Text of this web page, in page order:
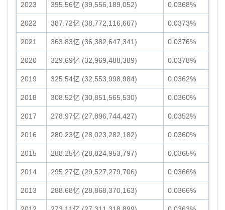
2023 395.56亿 (39,556,189,052) 0.0368%
2022 387.72亿 (38,772,116,667) 0.0373%
2021 363.83亿 (36,382,647,341) 0.0376%
2020 329.69亿 (32,969,488,389) 0.0378%
2019 325.54亿 (32,553,998,984) 0.0362%
2018 308.52亿 (30,851,565,530) 0.0360%
2017 278.97亿 (27,896,744,427) 0.0352%
2016 280.23亿 (28,023,282,182) 0.0360%
2015 288.25亿 (28,824,953,797) 0.0365%
2014 295.27亿 (29,527,279,706) 0.0366%
2013 288.68亿 (28,868,370,163) 0.0366%